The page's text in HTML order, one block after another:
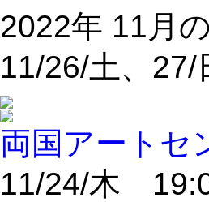
2022年 11月
11/26/土、
両国アートセ
11/24/木